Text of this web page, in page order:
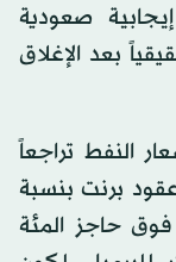
صعودية
بعد الإغلاق
النفط تراجعاً
برنت بنسبة
فوق حاجز المئة